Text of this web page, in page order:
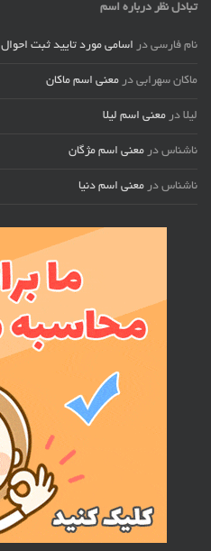
تبادل نظر درباره اسم
نام فارسی در اسامی مورد تایید ثبت احوال
ماکان سهرابی در معنی اسم ماکان
لیلا در معنی اسم لیلا
ناشناس در معنی اسم مژگان
ناشناس در معنی اسم دنیا